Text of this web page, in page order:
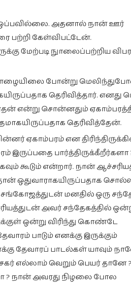
ஒப்பவில்லை. அதனால் நான் ஊர்
பற்றி கேள்விபட்டேன்.
மேற்படி நுாலைப்பற்றிய
வாழையிலை போன்று
தெரிவித்தார். எனது
என்று சொன்னதும்
தெரிவித்தேன்.
ஏகாம்பரம் என
இருப்பதை
கூடும் என்றார். நான்
சங்கோஜத்துடன் மனதில் ஒரு
அவர் சந்தேகத்தில்
ஒன்று விரிந்து கொண்டே
பாடும் எனக்கு இருக்கும்
தேவாரப் பாடல்கள் யாவும்
எல்லாம் வெறும் பெயர் தானே
? நான் அவரது நிழலை போல